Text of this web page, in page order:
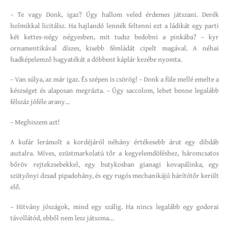
– Te vagy Donk, igaz? Úgy hallom veled érdemes játszani. Derék
holmikkal licitálsz. Ha hajlandó lennék feltenni ezt a ládikát egy parti
két kettes-négy négyesben, mit tudsz bedobni a pinkába? – kyr
ornamentikával díszes, kisebb fémládát cipelt magával. A néhai
hadképelemző hagyatékát a döbbent káplár kezébe nyomta.
– Van súlya, az már igaz. És szépen is csörög! – Donk a füle mellé emelte a
készséget és alaposan megrázta. – Úgy saccolom, lehet benne legalább
félszáz jóféle arany…
– Meghiszem azt!
A kufár lerámolt a kordéjáról néhány értékesebb árut egy dibdáb
asztalra. Míves, ezüstmarkolatú tőr a kegyelemdöféshez, háromcsatos
bőröv rejtekzsebekkel, egy butykosban gianagi kovapálinka, egy
szütyőnyi dzsad pipadohány, és egy rugós mechanikájú hárítótőr került
elő.
– Hitvány jószágok, mind egy szálig. Ha nincs legalább egy godorai
távollátód, ebből nem lesz játszma…